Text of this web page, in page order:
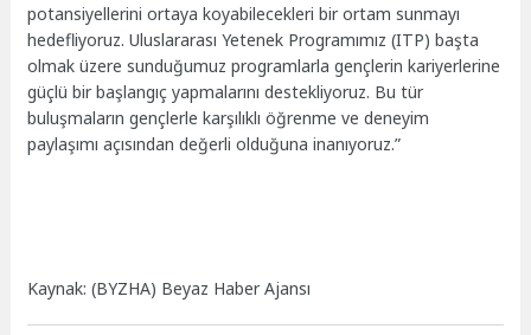
potansiyellerini ortaya koyabilecekleri bir ortam sunmayı
hedefliyoruz. Uluslararası Yetenek Programımız (ITP) başta
olmak üzere sunduğumuz programlarla gençlerin kariyerlerine
güçlü bir başlangıç yapmalarını destekliyoruz. Bu tür
buluşmaların gençlerle karşılıklı öğrenme ve deneyim
paylaşımı açısından değerli olduğuna inanıyoruz.”
Kaynak: (BYZHA) Beyaz Haber Ajansı